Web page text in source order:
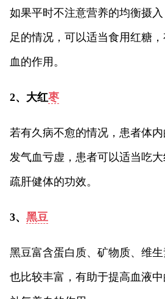
如果平时不注意营养的均衡摄
足的情况，可以适当食用红糖
血的作用。
2、大红枣
若有久病不愈的情况，患者体
发气血亏虚，患者可以适当吃大
疏肝健体的功效。
3、 黑豆
黑豆富含蛋白质、矿物质、维
也比较丰富，有助于提高血液